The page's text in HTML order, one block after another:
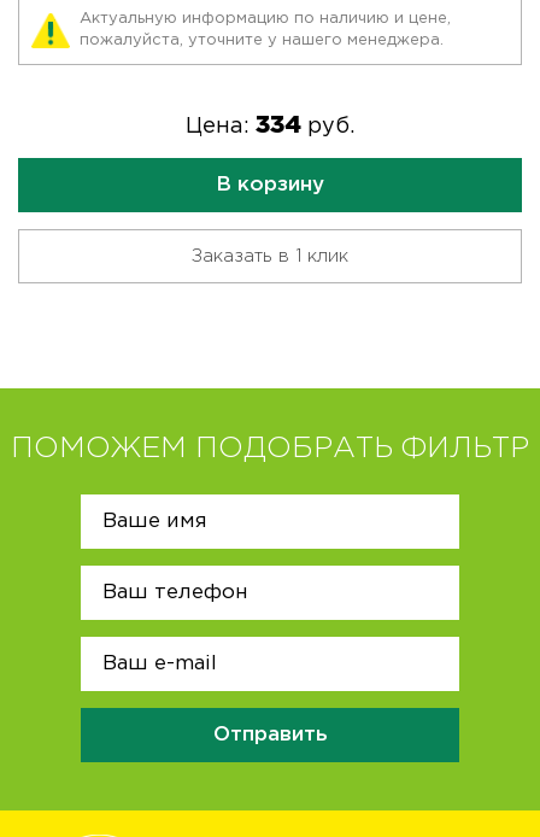
Актуальную информацию по наличию и цене,
пожалуйста, уточните у нашего менеджера.
Цена: 334 руб.
В корзину
Заказать в 1 клик
ПОМОЖЕМ ПОДОБРАТЬ ФИЛЬТР
Отправить